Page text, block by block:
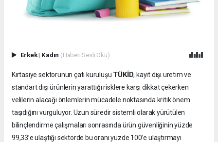
Erkek| Kadın (Haberi Sesli Oku)
Kırtasiye sektörünün çatı kuruluşu TÜKİD, kayıt dışı üretim ve
standart dışı ürünlerin yarattığı risklere karşı dikkat çekerken
velilerin alacağı önlemlerin mücadele noktasında kritik önem
taşıdığını vurguluyor. Uzun süredir sistemli olarak yürütülen
bilinçlendirme çalışmaları sonrasında ürün güvenliğinin yüzde
99,33’e ulaştığı sektörde bu oranı yüzde 100’e ulaştırmayı